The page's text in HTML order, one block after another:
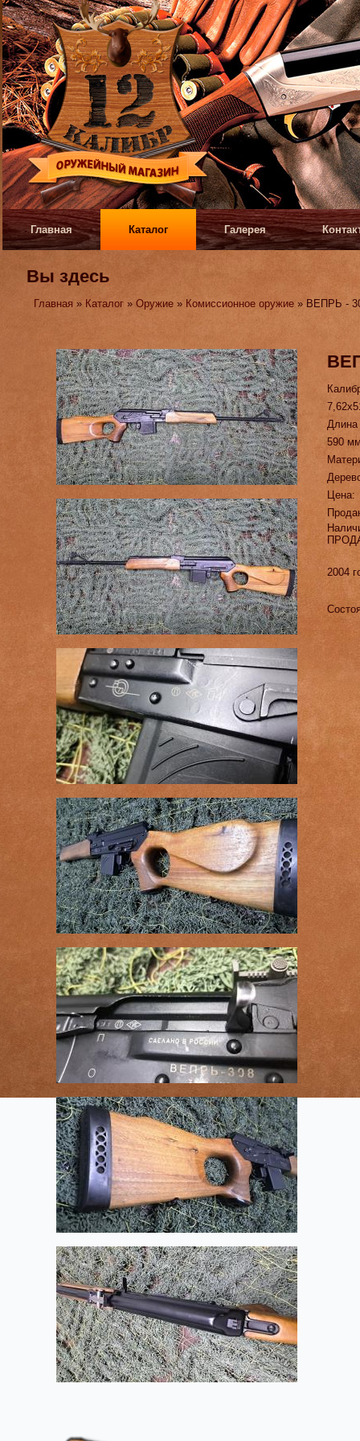
Главная Каталог Галерея
Вы здесь
Главная » Каталог »Оружие » Комиссионное оружие » ВЕПРЬ -
590
Цена:
2004